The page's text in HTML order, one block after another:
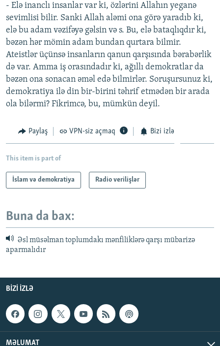
- Elə inanclı insanlar var ki, özlərini Allahın yeganə
sevimlisi bilir. Sanki Allah aləmi ona görə yaradıb ki,
elə bu adam vəzifəyə gəlsin və s. Bu, elə bataqlıqdır ki,
bəzən hər mömin adam bundan qurtara bilmir.
Ateistlər üçünsə insanların qanun qarşısında bərabərlik
də var. Amma iş orasındadır ki, ağıllı demokratlar da
bəzən ona sonacan əməl edə bilmirlər. Soruşursunuz ki,
demokratiya ilə din bir-birini təhrif etmədən bir arada
ola bilərmi? Fikrimcə, bu, mümkün deyil.
Paylaş VPN-siz açmaq Bizi izlə
This item is part of
İslam və demokratiya Radio verilişlər
Buna da bax:
Əsl müsəlman toplumdakı mənfiliklərə qarşı mübarizə
aparmalıdır
BIZI IZLƏ
MƏLUMAT